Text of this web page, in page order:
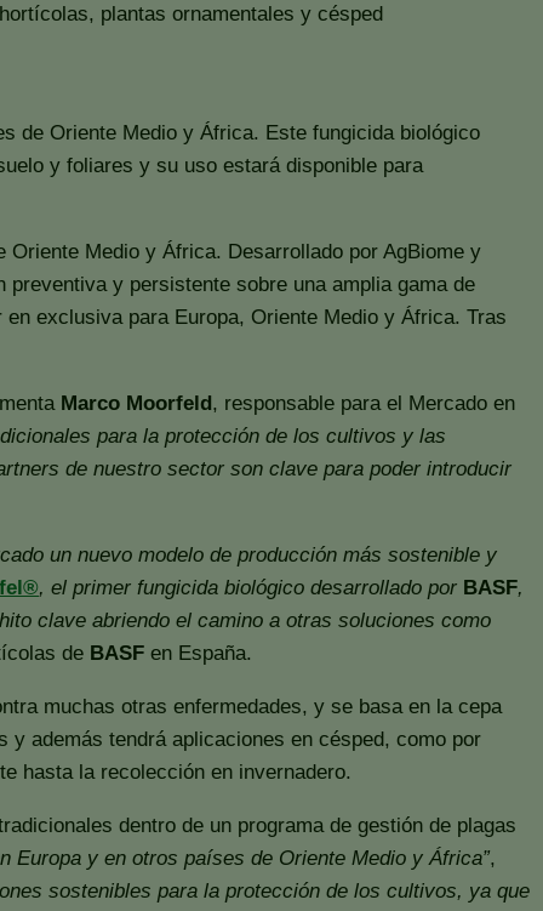
plantas ornamentales y césped
de Oriente Medio y África. Este fungicida biológico
y foliares y su uso estará disponible para
Medio y África. Desarrollado por AgBiome y
y persistente sobre una amplia gama de
exclusiva para Europa, Oriente Medio y África. Tras
Marco Moorfeld, responsable para el Mercado en
para la protección de los cultivos y las
de nuestro sector son clave para poder introducir
un nuevo modelo de producción más sostenible y
, el primer fungicida biológico desarrollado por BASF,
clave abriendo el camino a otras soluciones como
de BASF en España.
muchas otras enfermedades, y se basa en la cepa
además tendrá aplicaciones en césped, como por
hasta la recolección en invernadero.
dentro de un programa de gestión de plagas
Europa y en otros países de Oriente Medio y África”,
sostenibles para la protección de los cultivos, ya que